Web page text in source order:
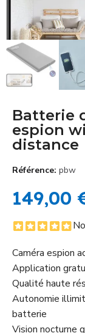
Batterie
espion
distance
Référence pbw
149,00
Caméra espion
Application
Qualité haute
Autonomie
batterie
Vision nocturne